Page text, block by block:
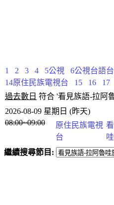
1 2 3 4 5公視 6公視台語台
14原住民族電視台
15 16 17
過去數日 符合 '看見族語-拉阿
2026-08-09 星期日 (昨天)
08:00~09:00
原住民族電視
台
繼續搜尋節目: